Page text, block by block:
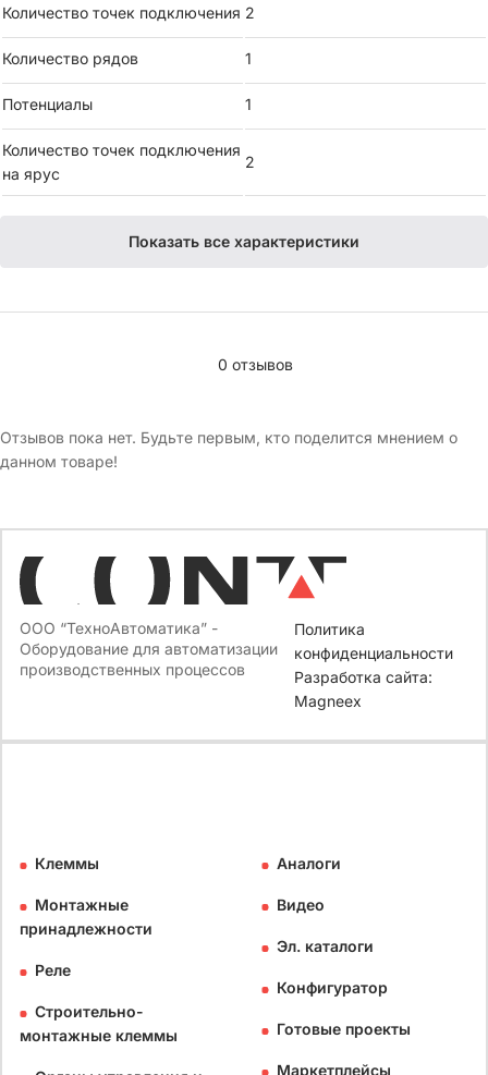
Количество точек подключения : 2
Количество рядов: 1
Потенциалы: 1
Количество точек подключения на ярус: 2
Количество точек подключения 2
Количество рядов 1
Потенциалы 1
Количество точек подключения
на ярус
2
Показать все характеристики
0 отзывов
Отзывов пока нет. Будьте первым, кто поделится мнением о
данном товаре!
ООО “ТехноАвтоматика” -
Оборудование для автоматизации
производственных процессов
Политика
конфиденциальности
Разработка сайта:
Magneex
Клеммы
Монтажные
принадлежности
Реле
Строительно-
монтажные клеммы
Аналоги
Видео
Эл. каталоги
Конфигуратор
Готовые проекты
Маркетплейсы